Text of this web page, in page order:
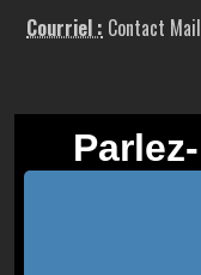
Courriel : Contact Mail